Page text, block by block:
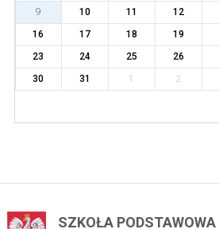
9
10 11 12
16
17 18 19
23
24 25 26
30
31 1 2
SZKOŁA PODSTAWOWA